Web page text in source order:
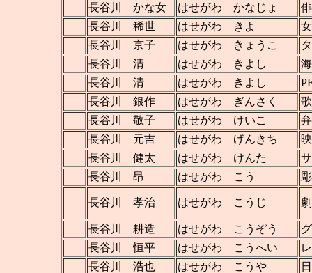
長谷川 かな女
はせがわ かなじょ
長谷川 稀世
はせがわ きよ
長谷川 京子
はせがわ きょうこ
長谷川 清
はせがわ きよし
長谷川 清
はせがわ きよし
長谷川 銀作
はせがわ ぎんさく
長谷川 敬子
はせがわ けいこ
長谷川 元吉
はせがわ げんきち
長谷川 健太
はせがわ けんた
長谷川 昂
はせがわ こう
長谷川 孝治 はせがわ こうじ
長谷川 耕造 はせがわ こうぞう
長谷川 恒平
はせがわ こうへい
長谷川 浩也
はせがわ こうや